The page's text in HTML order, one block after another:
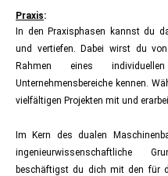
Praxis:
In den Praxisphasen kannst du
und vertiefen. Dabei wirst du
Rahmen eines
Unternehmensbereiche kennen.
vielfältigen Projekten mit und
Im Kern des dualen
ingenieurwissenschaftliche
beschäftigst du dich mit den für